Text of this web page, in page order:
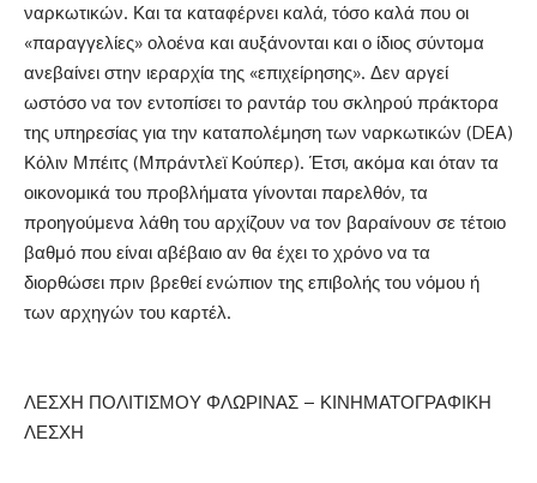
ναρκωτικών. Και τα καταφέρνει καλά, τόσο καλά που οι
«παραγγελίες» ολοένα και αυξάνονται και ο ίδιος σύντομα
ανεβαίνει στην ιεραρχία της «επιχείρησης». Δεν αργεί
ωστόσο να τον εντοπίσει το ραντάρ του σκληρού πράκτορα
της υπηρεσίας για την καταπολέμηση των ναρκωτικών (DEA)
Κόλιν Μπέιτς (Μπράντλεϊ Κούπερ). Έτσι, ακόμα και όταν τα
οικονομικά του προβλήματα γίνονται παρελθόν, τα
προηγούμενα λάθη του αρχίζουν να τον βαραίνουν σε τέτοιο
βαθμό που είναι αβέβαιο αν θα έχει το χρόνο να τα
διορθώσει πριν βρεθεί ενώπιον της επιβολής του νόμου ή
των αρχηγών του καρτέλ.
ΛΕΣΧΗ ΠΟΛΙΤΙΣΜΟΥ ΦΛΩΡΙΝΑΣ – ΚΙΝΗΜΑΤΟΓΡΑΦΙΚΗ
ΛΕΣΧΗ